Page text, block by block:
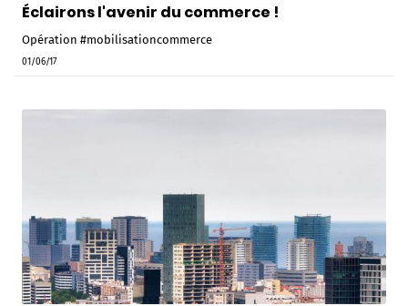
Éclairons l'avenir du commerce !
Opération #mobilisationcommerce
01/06/17